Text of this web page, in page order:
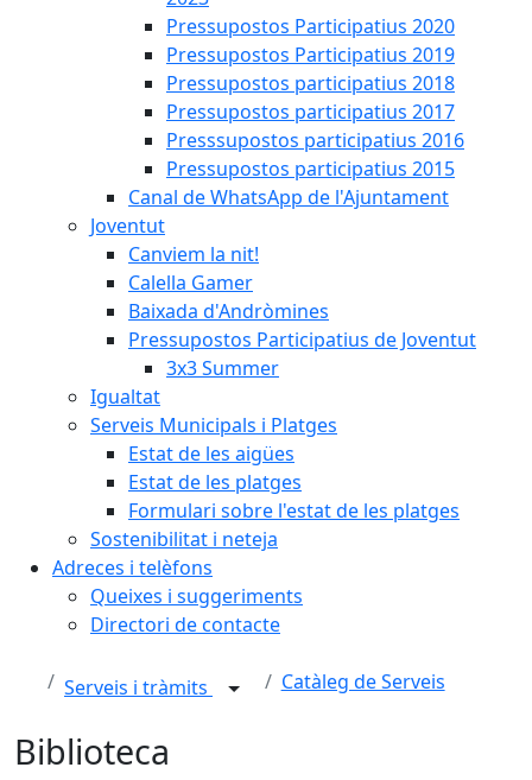
Pressupostos Participatius 2020
Pressupostos Participatius 2019
Pressupostos participatius 2018
Pressupostos participatius 2017
Presssupostos participatius 2016
Pressupostos participatius 2015
Canal de WhatsApp de l'Ajuntament
Joventut
Canviem la nit!
Calella Gamer
Baixada d'Andròmines
Pressupostos Participatius de Joventut
3x3 Summer
Igualtat
Serveis Municipals i Platges
Estat de les aigües
Estat de les platges
Formulari sobre l'estat de les platges
Sostenibilitat i neteja
Adreces i telèfons
Queixes i suggeriments
Directori de contacte
Serveis i tràmits Catàleg de Serveis
Biblioteca